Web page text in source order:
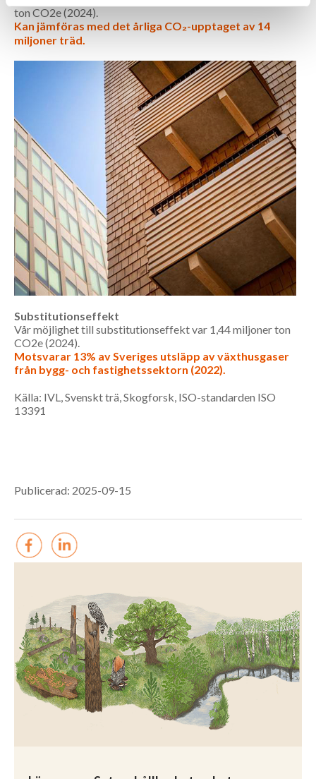
ton CO2e (2024).
Kan jämföras med det årliga CO₂-upptaget av 14
miljoner träd.
Substitutionseffekt
Vår möjlighet till substitutionseffekt var 1,44 miljoner ton
CO2e (2024).
Motsvarar 13% av Sveriges utsläpp av växthusgaser
från bygg- och fastighetssektorn (2022).
Källa: IVL, Svenskt trä, Skogforsk, ISO-standarden ISO
13391
Publicerad: 2025-09-15